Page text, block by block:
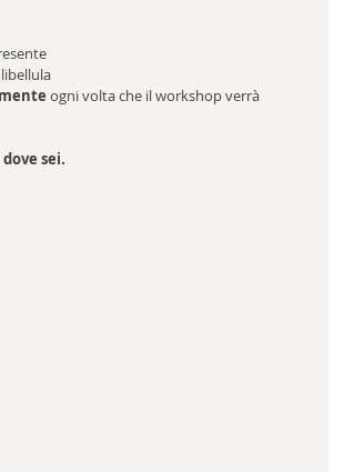
ogni volta che il workshop verrà
sei.